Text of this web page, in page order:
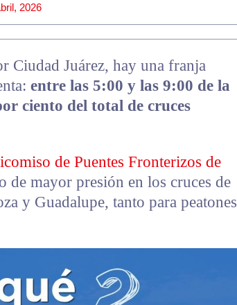
2026
Ciudad Juárez, hay una franja
entre las 5:00 y las 9:00 de la
ciento del total de cruces
de Puentes Fronterizos de
de mayor presión en los cruces de
y Guadalupe, tanto para peatones